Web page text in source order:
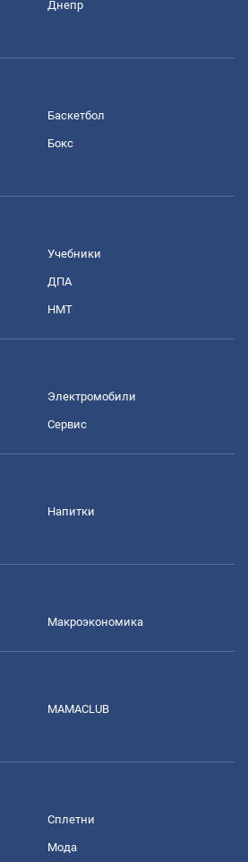
Днепр
Баскетбол
Бокс
Учебники
ДПА
НМТ
Электромобили
Сервис
Напитки
Mакроэкономика
MAMACLUB
Сплетни
Мода